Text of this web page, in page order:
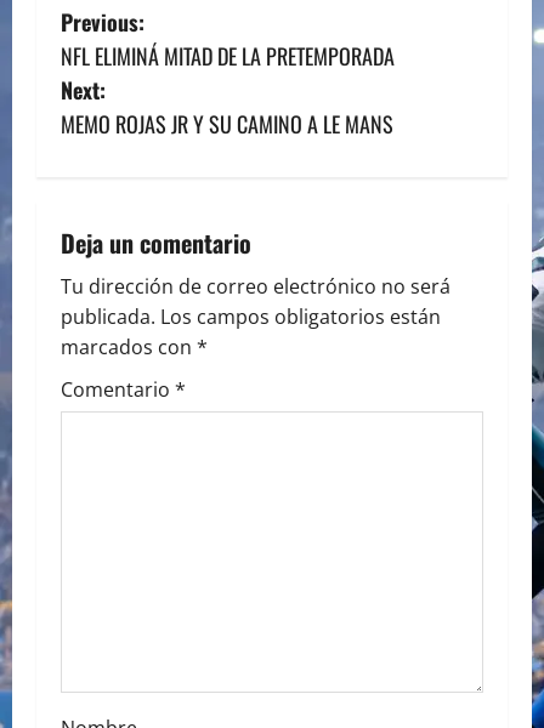
P
o
s
n
a
v
i
n
Previous:
NFL ELIMINÁ MITAD DE LA PRETEMPORADA
Next:
MEMO ROJAS JR Y SU CAMINO A LE MANS
Deja un comentario
Tu dirección de correo electrónico no será
publicada. Los campos obligatorios están
marcados con *
Comentario *